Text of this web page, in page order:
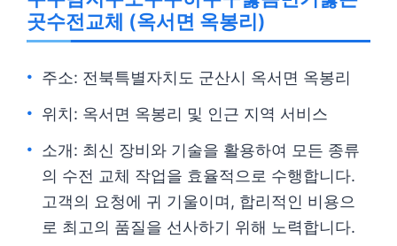
곳수전교체 (옥서면 옥봉리)
주소: 전북특별자치도 군산시 옥서면 옥봉리
위치: 옥서면 옥봉리 및 인근 지역 서비스
소개: 최신 장비와 기술을 활용하여 모든 종류
의 수전 교체 작업을 효율적으로 수행합니다.
고객의 요청에 귀 기울이며, 합리적인 비용으
로 최고의 품질을 선사하기 위해 노력합니다.